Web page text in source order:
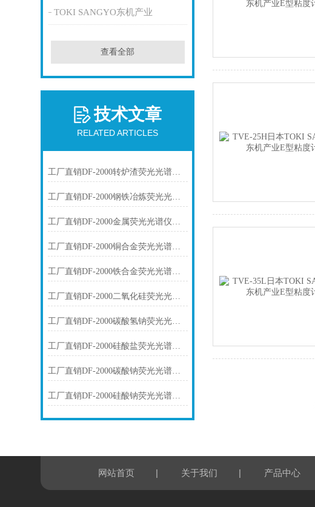
TOKI SANGYO东机产业
查看全部
技术文章
RELATED ARTICLES
工厂直销DF-2000转炉渣荧光光谱仪技术参数
工厂直销DF-2000钢铁冶炼荧光光谱仪技术参数
工厂直销DF-2000金属荧光光谱仪技术参数
工厂直销DF-2000铜合金荧光光谱仪技术参数
工厂直销DF-2000铁合金荧光光谱仪技术参数
工厂直销DF-2000二氧化硅荧光光谱仪技术参数
工厂直销DF-2000碳酸氢钠荧光光谱仪技术参数
工厂直销DF-2000硅酸盐荧光光谱仪技术参数
工厂直销DF-2000碳酸钠荧光光谱仪技术参数
工厂直销DF-2000硅酸钠荧光光谱仪技术参数
网站首页 | 关于我们 | 产品中心